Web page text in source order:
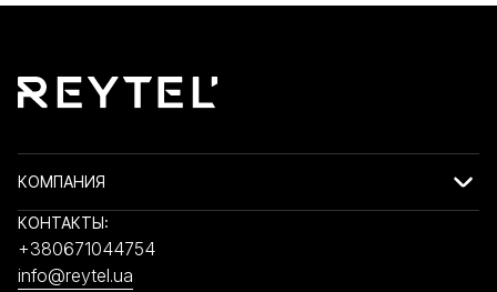
КОМПАНИЯ
КОНТАКТЫ:
+380671044754
info@reytel.ua